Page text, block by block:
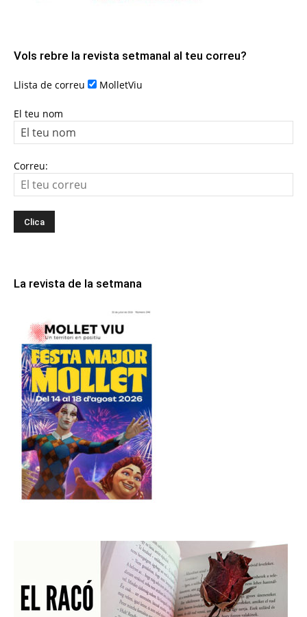
Vols rebre la revista setmanal al teu correu?
Llista de correu MolletViu
El teu nom
Correu:
La revista de la setmana